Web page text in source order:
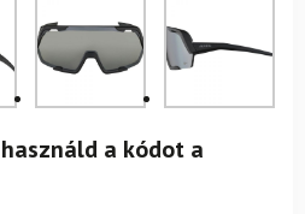
a kódot a